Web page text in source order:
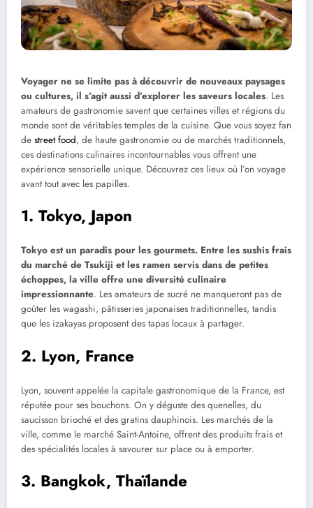
Voyager ne se limite pas à découvrir de nouveaux paysages
ou cultures, il s’agit aussi d’explorer les saveurs locales. Les
amateurs de gastronomie savent que certaines villes et régions du
monde sont de véritables temples de la cuisine. Que vous soyez fan
de street food, de haute gastronomie ou de marchés traditionnels,
ces destinations culinaires incontournables vous offrent une
expérience sensorielle unique. Découvrez ces lieux où l’on voyage
avant tout avec les papilles.
1. Tokyo, Japon
Tokyo est un paradis pour les gourmets. Entre les sushis frais
du marché de Tsukiji et les ramen servis dans de petites
échoppes, la ville offre une diversité culinaire
impressionnante. Les amateurs de sucré ne manqueront pas de
goûter les wagashi, pâtisseries japonaises traditionnelles, tandis
que les izakayas proposent des tapas locaux à partager.
2. Lyon, France
Lyon, souvent appelée la capitale gastronomique de la France, est
réputée pour ses bouchons. On y déguste des quenelles, du
saucisson brioché et des gratins dauphinois. Les marchés de la
ville, comme le marché Saint-Antoine, offrent des produits frais et
des spécialités locales à savourer sur place ou à emporter.
3. Bangkok, Thaïlande